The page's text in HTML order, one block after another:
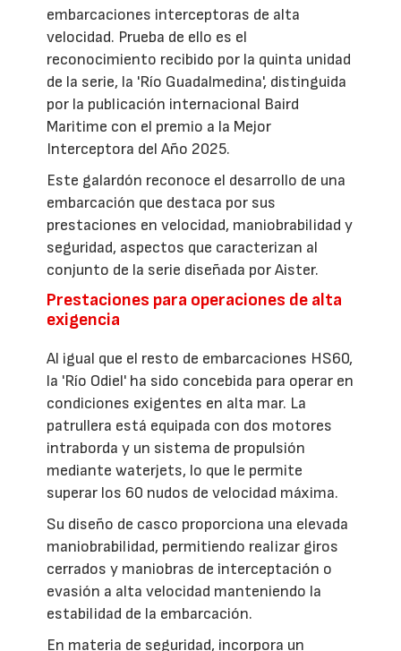
embarcaciones interceptoras de alta
velocidad. Prueba de ello es el
reconocimiento recibido por la quinta unidad
de la serie, la 'Río Guadalmedina', distinguida
por la publicación internacional Baird
Maritime con el premio a la Mejor
Interceptora del Año 2025.
Este galardón reconoce el desarrollo de una
embarcación que destaca por sus
prestaciones en velocidad, maniobrabilidad y
seguridad, aspectos que caracterizan al
conjunto de la serie diseñada por Aister.
Prestaciones para operaciones de alta
exigencia
Al igual que el resto de embarcaciones HS60,
la 'Río Odiel' ha sido concebida para operar en
condiciones exigentes en alta mar. La
patrullera está equipada con dos motores
intraborda y un sistema de propulsión
mediante waterjets, lo que le permite
superar los 60 nudos de velocidad máxima.
Su diseño de casco proporciona una elevada
maniobrabilidad, permitiendo realizar giros
cerrados y maniobras de interceptación o
evasión a alta velocidad manteniendo la
estabilidad de la embarcación.
En materia de seguridad, incorpora un